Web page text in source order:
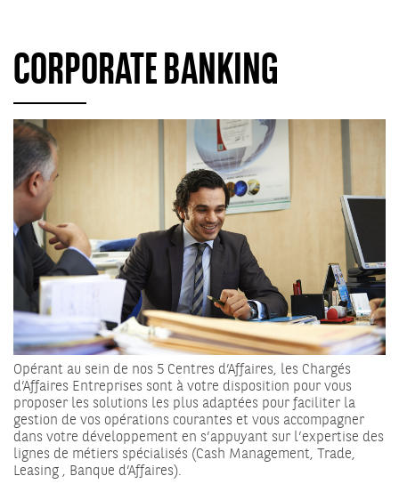
CORPORATE BANKING
Opérant au sein de nos 5 Centres d’Affaires, les Chargés
d’Affaires Entreprises sont à votre disposition pour vous
proposer les solutions les plus adaptées pour faciliter la
gestion de vos opérations courantes et vous accompagner
dans votre développement en s’appuyant sur l’expertise des
lignes de métiers spécialisés (Cash Management, Trade,
Leasing , Banque d’Affaires).